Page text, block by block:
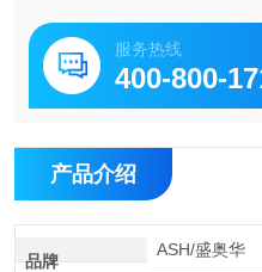
服务热线
400-800-
产品介绍
品牌
ASH/盛奥华